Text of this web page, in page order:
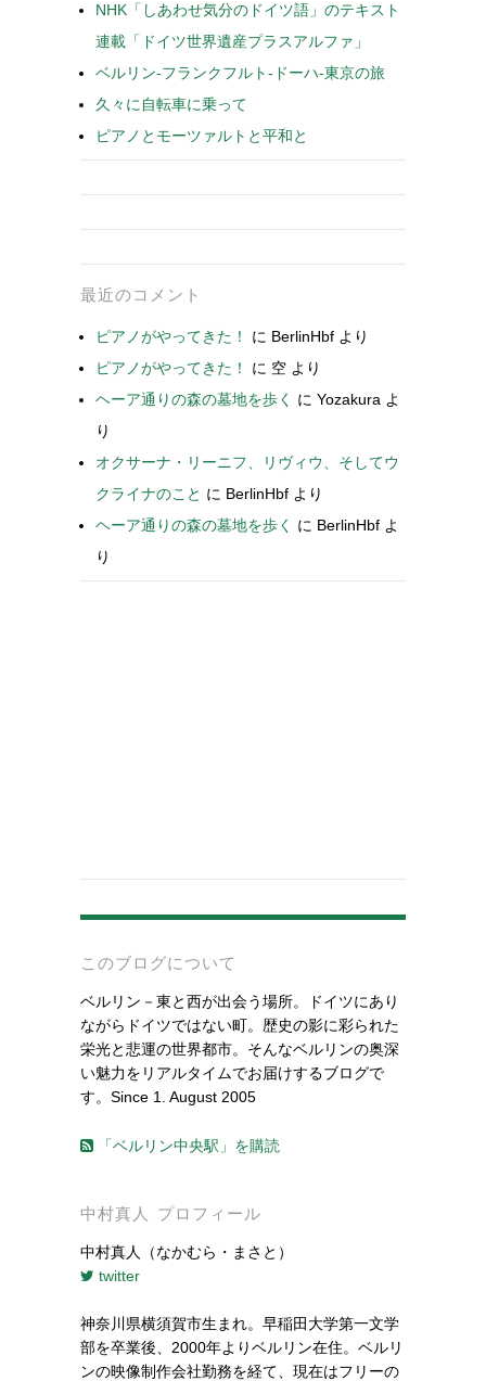
NHK「しあわせ気分のドイツ語」のテキスト
連載「ドイツ世界遺産プラスアルファ」
ベルリン-フランクフルト-ドーハ-東京の旅
久々に自転車に乗って
ピアノとモーツァルトと平和と
最近のコメント
ピアノがやってきた！ に BerlinHbf より
ピアノがやってきた！
に 空 より
ヘーア通りの森の墓地を歩く
に Yozakura よ
り
オクサーナ・リーニフ、リヴィウ、そしてウ
クライナのこと に BerlinHbf より
ヘーア通りの森の墓地を歩く
に BerlinHbf よ
り
このブログについて
ベルリン－東と西が出会う場所。ドイツにあり
ながらドイツではない町。歴史の影に彩られた
栄光と悲運の世界都市。そんなベルリンの奥深
い魅力をリアルタイムでお届けするブログで
す。Since 1. August 2005
「ベルリン中央駅」を購読
中村真人 プロフィール
中村真人（なかむら・まさと）
twitter
神奈川県横須賀市生まれ。早稲田大学第一文学
部を卒業後、2000年よりベルリン在住。ベルリ
ンの映像制作会社勤務を経て、現在はフリーの